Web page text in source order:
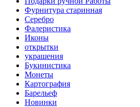
Фурнитура старинная
Серебро
Фалеристика
Иконы
открытки
украшения
Букинистика
Монеты
Картография
Барельеф
Новинки